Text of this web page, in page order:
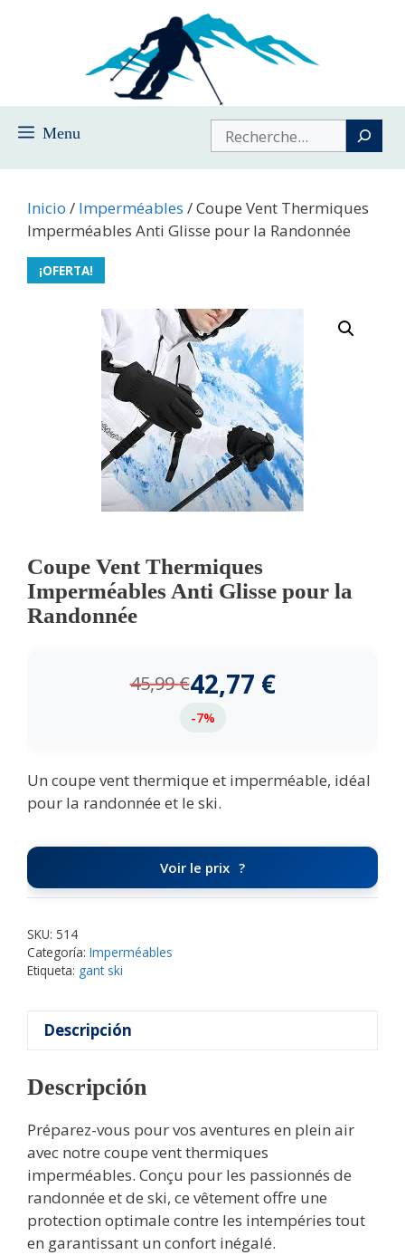
Menu Buscar
Inicio / Imperméables / Coupe Vent Thermiques
Imperméables Anti Glisse pour la Randonnée
¡OFERTA!
Coupe Vent Thermiques
Imperméables Anti Glisse pour la
Randonnée
45,99€42,77 €
-7%
Un coupe vent thermique et imperméable, idéal
pour la randonnée et le ski.
Voir le prix
SKU: 514
Categoría: Imperméables
Etiqueta: gant ski
Descripción
Descripción
Préparez-vous pour vos aventures en plein air
avec notre coupe vent thermiques
imperméables. Conçu pour les passionnés de
randonnée et de ski, ce vêtement offre une
protection optimale contre les intempéries tout
en garantissant un confort inégalé.